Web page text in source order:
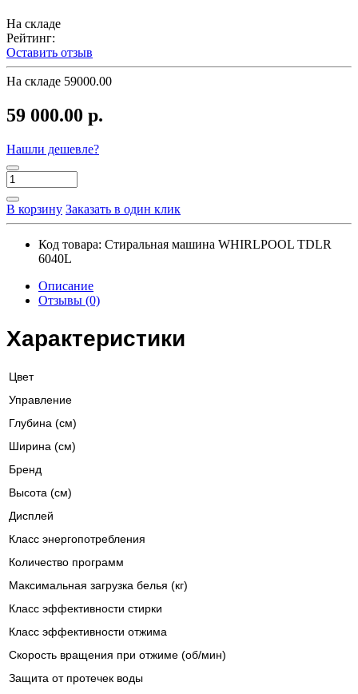
На складе
Рейтинг:
Оставить отзыв
На складе 59000.00
59 000.00 р.
Нашли дешевле?
В корзину Заказать в один клик
Код товара: Стиральная машина WHIRLPOOL TDLR
6040L
Описание
Отзывы (0)
Характеристики
Цвет
Управление
Глубина (см)
Ширина (см)
Бренд
Высота (см)
Дисплей
Класс энергопотребления
Количество программ
Максимальная загрузка белья (кг)
Класс эффективности стирки
Класс эффективности отжима
Скорость вращения при отжиме (об/мин)
Защита от протечек воды